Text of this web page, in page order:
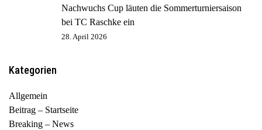
Nachwuchs Cup läuten die Sommerturniersaison
bei TC Raschke ein
28. April 2026
Kategorien
Allgemein
Beitrag – Startseite
Breaking – News